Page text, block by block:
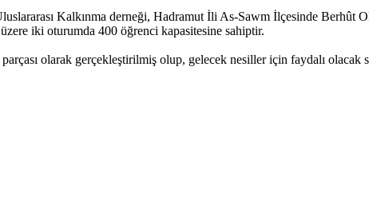
Kalkınma derneği, Hadramut İli As-Sawm İlçesinde Berhût
iki oturumda 400 öğrenci kapasitesine sahiptir.
olarak gerçekleştirilmiş olup, gelecek nesiller için faydalı olacak